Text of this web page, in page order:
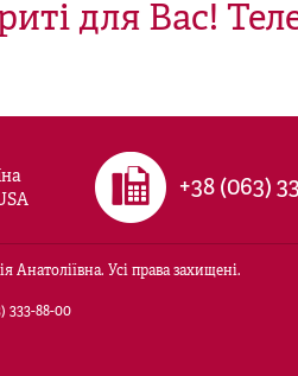
для Вас!
+38 (063)
Анатоліївна. Усі права захищені.
333-88-00